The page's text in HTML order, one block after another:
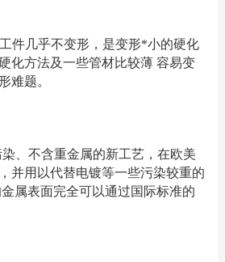
件几乎不变形，是变形*小的硬化
化方法及一些管材比较薄 容易变
难题。
、不含重金属的新工艺，在欧美
并用以代替电镀等一些污染较重的
属表面完全可以通过国际标准的